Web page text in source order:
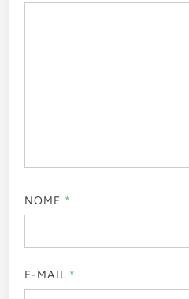
NOME *
E-MAIL *